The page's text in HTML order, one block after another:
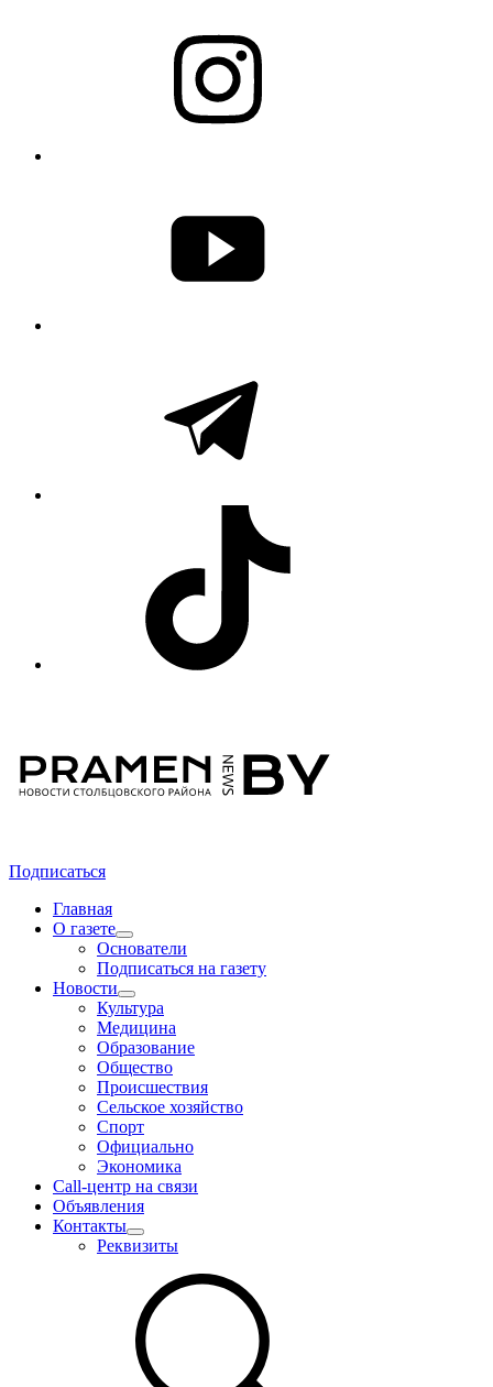
Подписаться
Главная
О газете
Основатели
Подписаться на газету
Новости
Культура
Медицина
Образование
Общество
Происшествия
Сельское хозяйство
Спорт
Официально
Экономика
Call-центр на связи
Объявления
Контакты
Реквизиты